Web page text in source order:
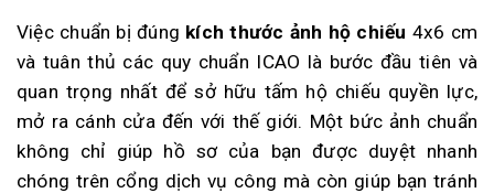
Việc chuẩn bị đúng kích thước ảnh hộ chiếu 4x6 cm
và tuân thủ các quy chuẩn ICAO là bước đầu tiên và
quan trọng nhất để sở hữu tấm hộ chiếu quyền lực,
mở ra cánh cửa đến với thế giới. Một bức ảnh chuẩn
không chỉ giúp hồ sơ của bạn được duyệt nhanh
chóng trên cổng dịch vụ công mà còn giúp bạn tránh